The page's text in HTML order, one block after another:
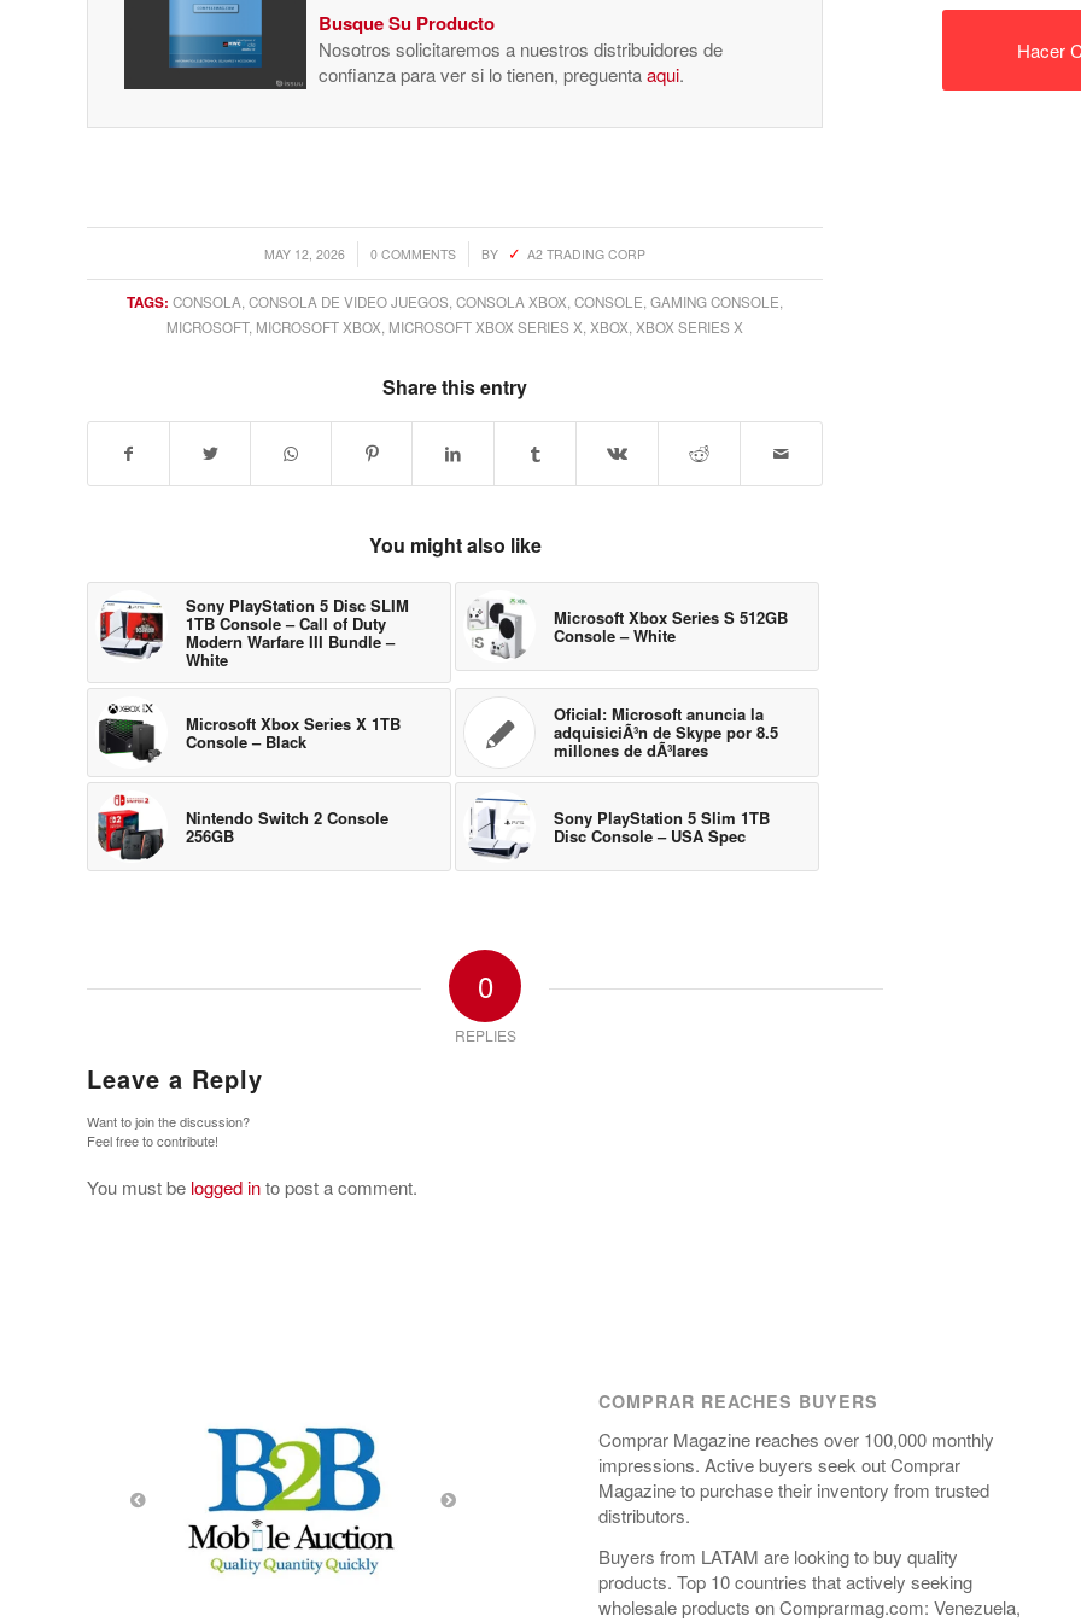
Busque Su Producto
Nosotros solicitaremos a nuestros distribuidores de
confianza para ver si lo tienen, preguentaaqui.
MAY 12, 2026
/ 0 COMMENTS
/ BY A2 TRADING CORP
TAGS: CONSOLA CONSOLA DE VIDEO JUEGOS CONSOLA XBOX CONSOLE GAMING CONSOLE
MICROSOFT, MICROSOFT XBOX MICROSOFT XBOX SERIES X XBOX XBOX SERIES X
Share this entry
You might also like
Sony PlayStation 5 Disc SLIM
1TB Console – Call of Duty
Modern Warfare III Bundle –
White
Microsoft Xbox Series S 512GB
Console – White
Microsoft Xbox Series X 1TB
Console – Black
Oficial: Microsoft anuncia la
adquisiciÃ³n de Skype por 8.5
millones de dÃ³lares
Nintendo Switch 2 Console
256GB
Sony PlayStation 5 Slim 1TB
Disc Console – USA Spec
0
REPLIES
Leave a Reply
Want to join the discussion?
Feel free to contribute!
You must be logged into post a comment.
Hacer
COMPRAR REACHES BUYERS
Comprar Magazine reaches over 100,000 monthly
impressions. Active buyers seek out Comprar
Magazine to purchase their inventory from trusted
distributors.
Buyers from LATAM are looking to buy quality
products. Top 10 countries that actively seeking
wholesale products on Comprarmag.com: Venezuela,